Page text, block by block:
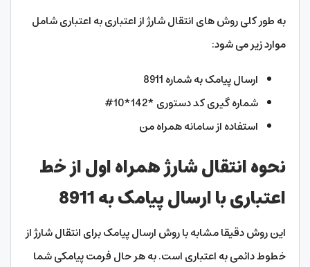
به طور کلی روش های انتقال شارژ از اعتباری به اعتباری شامل
موارد زیر می شود:
ارسال پیامک به شماره 8911
شماره گیری کد دستوری *142*10#
استفاده از سامانه همراه من
نحوه انتقال شارژ همراه اول از خط
اعتباری با ارسال پیامک به 8911
این روش دقیقا مشابه با روش ارسال پیامک برای انتقال شارژ از
خطوط دائمی به اعتباری است. به هر حال فرمت پیامکی شما